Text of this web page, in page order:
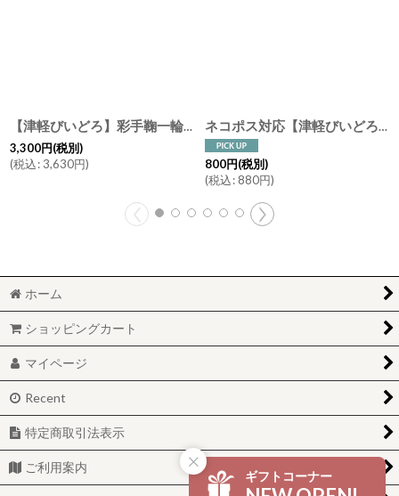
【津軽びいどろ】彩手鞠一輪挿し 花瓶/花器/ガラス/ギフト/石塚硝子/アデリア/日本製
3,300円(税別)
(税込: 3,630円)
ネコポス対応【津軽びいどろ】箸置き にほんの色ふうけい ガラス カトラリーレスト はしおき 手作り ガラス食器 石塚硝子 アデリア 日本製ラス アデリア
800円(税別)
(税込: 880円)
ホーム
ショッピングカート
マイページ
Recent
特定商取引法表示
ご利用案内
ギフトコーナー